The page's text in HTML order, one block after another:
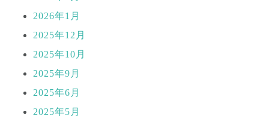
2026年1月
2025年12月
2025年10月
2025年9月
2025年6月
2025年5月